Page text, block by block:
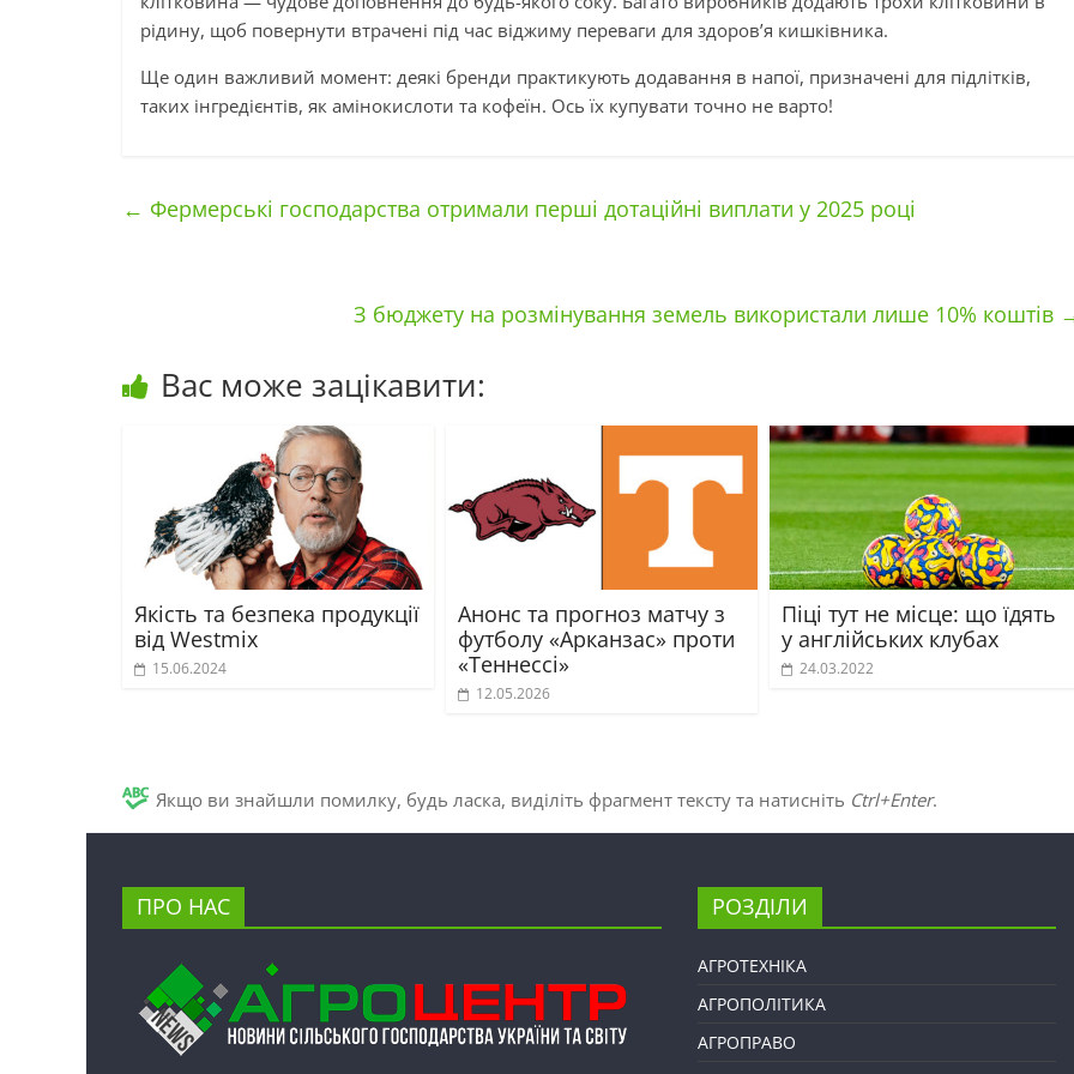
рідину, щоб повернути втрачені під час віджиму переваги для здоров’я кишківника.
Ще один важливий момент: деякі бренди практикують додавання в напої, призначені для підлітків,
таких інгредієнтів, як амінокислоти та кофеїн. Ось їх купувати точно не варто!
← Фермерські господарства отримали перші дотаційні виплати у 2025 році
З бюджету на розмінування земель використали лише 10% коштів
Вас може зацікавити:
Якість та безпека продукції
від Westmix
15.06.2024
Анонс та прогноз матчу з
футболу «Арканзас» проти
«Теннессі»
12.05.2026
Піці тут не місце: що їдять
у англійських клубах
24.03.2022
Якщо ви знайшли помилку, будь ласка, виділіть фрагмент тексту та натисніть Ctrl+Enter.
ПРО НАС РОЗДІЛИ
АГРОТЕХНІКА
АГРОПОЛІТИКА
АГРОПРАВО